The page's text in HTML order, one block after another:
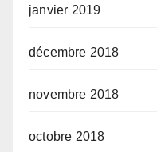
janvier 2019
décembre 2018
novembre 2018
octobre 2018